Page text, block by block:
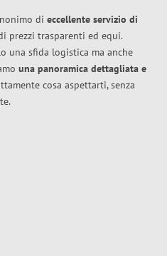
di eccellente servizio di
prezzi trasparenti ed equi.
una sfida logistica ma anche
una panoramica dettagliata e
cosa aspettarti, senza